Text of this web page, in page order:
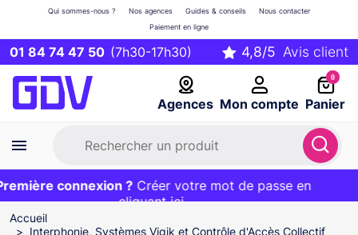
01 84 74 47 50 (7h30-17h30)
Agences Mon compte
Qui sommes-nous ? Nos agences Guides & conseils
Nous contacter
Paiement en ligne
0
Panier
Première commande ?20€ OFFERT sur votre panier
et livraison 24/48h gratuite avec le codeBIENVENUE
connexion ?Créer votre mot de passe en
cliquant ici
EXCLU WEB :
Accueil
Interphonie, Systèmes Vigik et Contrôle d'Accès Collectif